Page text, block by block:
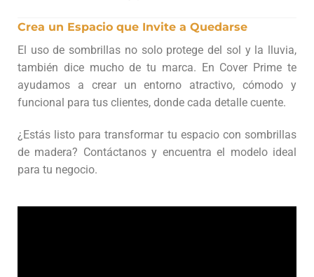
Crea un Espacio que Invite a Quedarse
El uso de sombrillas no solo protege del sol y la lluvia,
también dice mucho de tu marca. En Cover Prime te
ayudamos a crear un entorno atractivo, cómodo y
funcional para tus clientes, donde cada detalle cuente.
¿Estás listo para transformar tu espacio con sombrillas
de madera? Contáctanos y encuentra el modelo ideal
para tu negocio.